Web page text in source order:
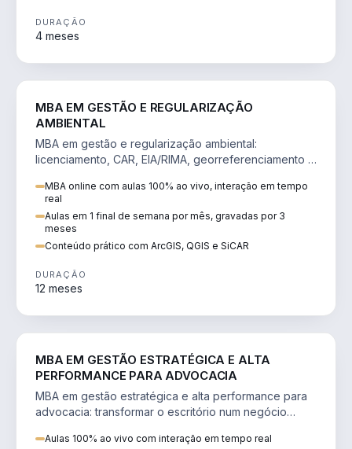
DURAÇÃO
4 meses
MBA EM GESTÃO E REGULARIZAÇÃO
AMBIENTAL
MBA em gestão e regularização ambiental:
licenciamento, CAR, EIA/RIMA, georreferenciamento e
MBA online com aulas 100% ao vivo, interação em tempo
real
Aulas em 1 final de semana por mês, gravadas por 3
meses
Conteúdo prático com ArcGIS, QGIS e SiCAR
DURAÇÃO
12 meses
MBA EM GESTÃO ESTRATÉGICA E ALTA
PERFORMANCE PARA ADVOCACIA
MBA em gestão estratégica e alta performance para
advocacia: transformar o escritório num negócio
Aulas 100% ao vivo com interação em tempo real